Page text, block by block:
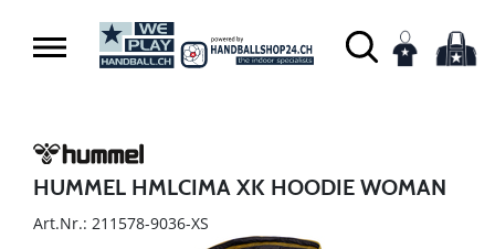
HUMMEL HMLCIMA XK HOODIE WOMAN
Art.Nr.: 211578-9036-XS